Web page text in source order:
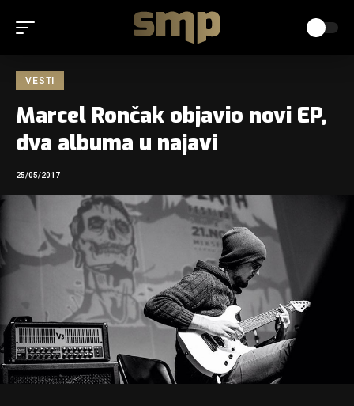
VESTI
Marcel Rončak objavio novi EP,
dva albuma u najavi
25/05/2017